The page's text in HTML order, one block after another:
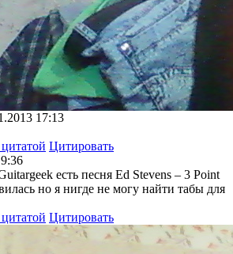
17:13
Цитировать
есть песня Ed Stevens – 3 Point
но я нигде не могу найти табы для
Цитировать